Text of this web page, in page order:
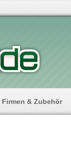
Firmen & Zubehör